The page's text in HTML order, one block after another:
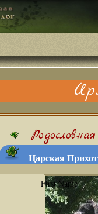
Родословная
Царская